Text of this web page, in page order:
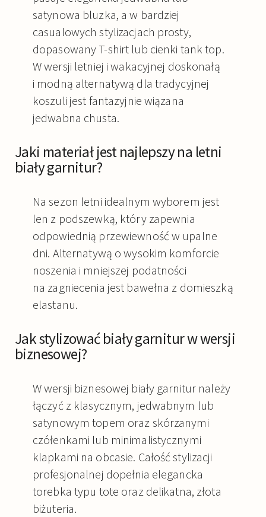
satynowa bluzka, a w bardziej
casualowych stylizacjach prosty,
dopasowany T-shirt lub cienki tank top.
W wersji letniej i wakacyjnej doskonałą
i modną alternatywą dla tradycyjnej
koszuli jest fantazyjnie wiązana
jedwabna chusta.
Jaki materiał jest najlepszy na letni
biały garnitur?
Na sezon letni idealnym wyborem jest
len z podszewką, który zapewnia
odpowiednią przewiewność w upalne
dni. Alternatywą o wysokim komforcie
noszenia i mniejszej podatności
na zagniecenia jest bawełna z domieszką
elastanu.
Jak stylizować biały garnitur w wersji
biznesowej?
W wersji biznesowej biały garnitur należy
łączyć z klasycznym, jedwabnym lub
satynowym topem oraz skórzanymi
czółenkami lub minimalistycznymi
klapkami na obcasie. Całość stylizacji
profesjonalnej dopełnia elegancka
torebka typu tote oraz delikatna, złota
biżuteria.